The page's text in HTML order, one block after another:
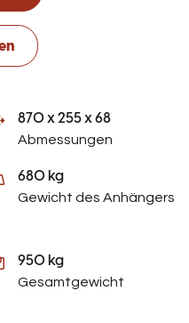
870 x 255 x 68
Abmessungen
680 kg
Gewicht des Anhängers
950 kg
Gesamtgewicht